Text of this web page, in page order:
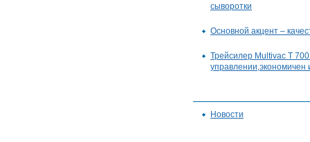
сыворотки
Основной акцент –
Трейсилер Multivac T
управлении,экономичен
Новости